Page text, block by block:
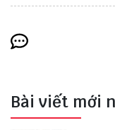
Bài viết mới